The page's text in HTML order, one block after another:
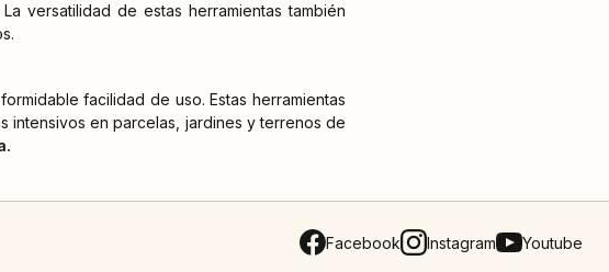
versatilidad de estas herramientas también
facilidad de uso. Estas herramientas
intensivos en parcelas, jardines y terrenos de
Facebook Instagram Youtube